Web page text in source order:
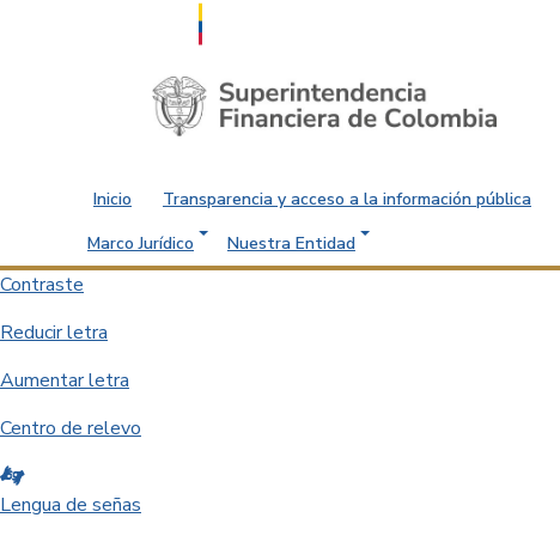
Saltar al contenido principal
Inicio Transparencia y acceso a la información pública
Marco Jurídico
Nuestra Entidad
Contraste
Reducir letra
Aumentar letra
Centro de relevo
Lengua de señas